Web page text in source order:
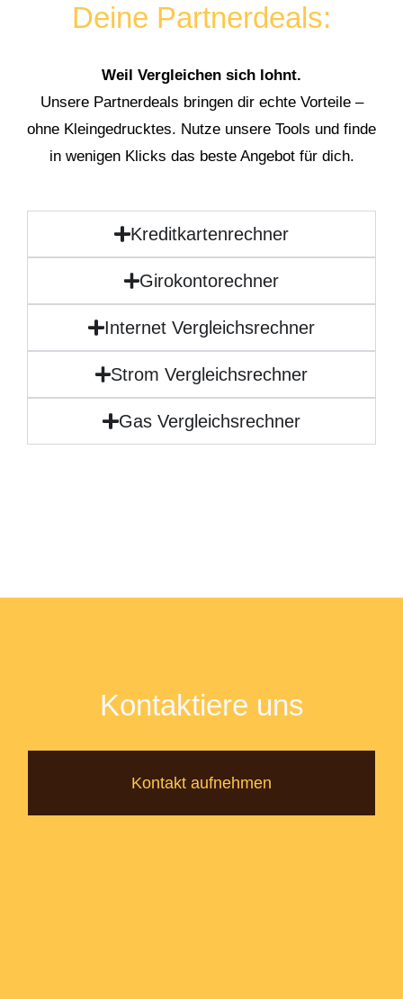
Deine Partnerdeals:
Weil Vergleichen sich lohnt.
Unsere Partnerdeals bringen dir echte Vorteile –
ohne Kleingedrucktes. Nutze unsere Tools und finde
in wenigen Klicks das beste Angebot für dich.
Kreditkartenrechner
Girokontorechner
Internet Vergleichsrechner
Strom Vergleichsrechner
Gas Vergleichsrechner
Kontaktiere uns
Kontakt aufnehmen